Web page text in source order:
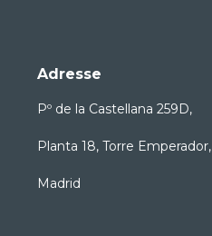
Adresse
Pº de la Castellana 259D,
Planta 18, Torre Emperador,
Madrid